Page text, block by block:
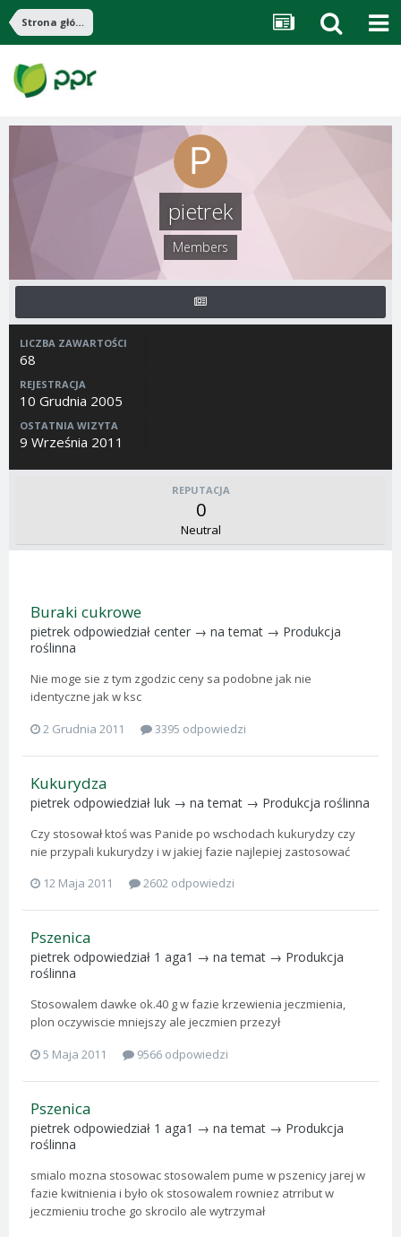
Strona główna
pietrek
Members
LICZBA ZAWARTOŚCI
68
REJESTRACJA
10 Grudnia 2005
OSTATNIA WIZYTA
9 Września 2011
REPUTACJA
0
Neutral
Buraki cukrowe
pietrek odpowiedział center → na temat → Produkcja
roślinna
Nie moge sie z tym zgodzic ceny sa podobne jak nie
identyczne jak w ksc
2 Grudnia 2011
3395 odpowiedzi
Kukurydza
pietrek odpowiedział luk → na temat → Produkcja roślinna
Czy stosował ktoś was Panide po wschodach kukurydzy czy
nie przypali kukurydzy i w jakiej fazie najlepiej zastosować
12 Maja 2011
2602 odpowiedzi
Pszenica
pietrek odpowiedział 1 aga1 → na temat → Produkcja
roślinna
Stosowalem dawke ok.40 g w fazie krzewienia jeczmienia,
plon oczywiscie mniejszy ale jeczmien przezył
5 Maja 2011
9566 odpowiedzi
Pszenica
pietrek odpowiedział 1 aga1 → na temat → Produkcja
roślinna
smialo mozna stosowac stosowalem pume w pszenicy jarej w
fazie kwitnienia i było ok stosowalem rowniez atrribut w
jeczmieniu troche go skrocilo ale wytrzymał